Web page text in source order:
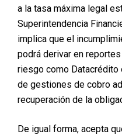
4. Implantación:
Con ayuda de un
de cada unidad folicular
5. Duración:
Este procedimiento
8 horas y puede
receptora.
a la tasa máxima legal
Superintendencia
implica que el
podrá derivar en
riesgo como Datacrédito
de gestiones de cobro
recuperación de la
De igual forma, acepta